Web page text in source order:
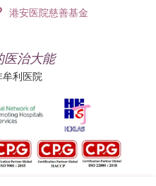
港安医院慈善基金
医治大能
利医院